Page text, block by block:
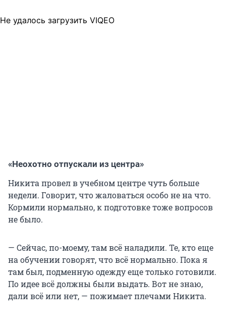
Не удалось загрузить VIQEO
«Неохотно отпускали из центра»
Никита провел в учебном центре чуть больше
недели. Говорит, что жаловаться особо не на что.
Кормили нормально, к подготовке тоже вопросов
не было.
— Сейчас, по-моему, там всё наладили. Те, кто еще
на обучении говорят, что всё нормально. Пока я
там был, подменную одежду еще только готовили.
По идее всё должны были выдать. Вот не знаю,
дали всё или нет, — пожимает плечами Никита.